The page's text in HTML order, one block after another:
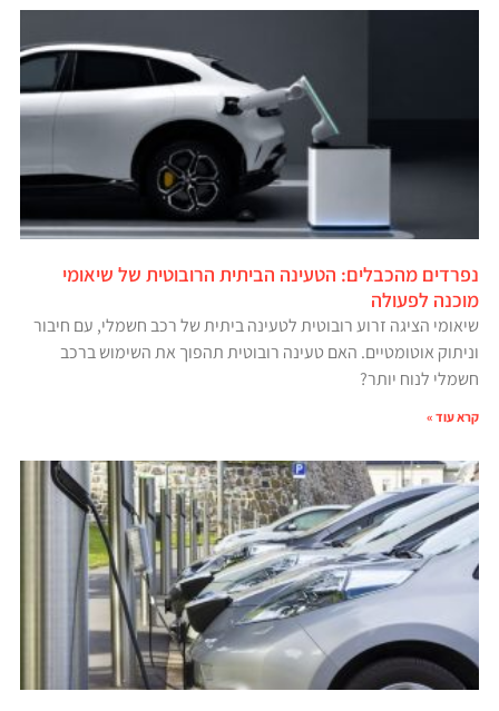
נפרדים מהכבלים: הטעינה הביתית הרובוטית של שיאומי
מוכנה לפעולה
שיאומי הציגה זרוע רובוטית לטעינה ביתית של רכב חשמלי, עם חיבור
וניתוק אוטומטיים. האם טעינה רובוטית תהפוך את השימוש ברכב
חשמלי לנוח יותר?
קרא עוד »